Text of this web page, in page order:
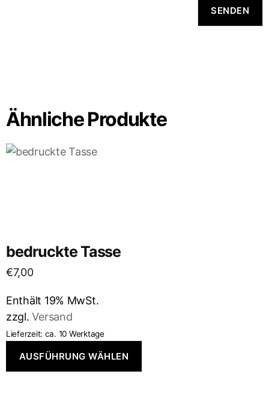
Ähnliche Produkte
bedruckte Tasse
€7,00
Enthält 19% MwSt.
zzgl.Versand
Lieferzeit: ca. 10 Werktage
AUSFÜHRUNG WÄHLEN